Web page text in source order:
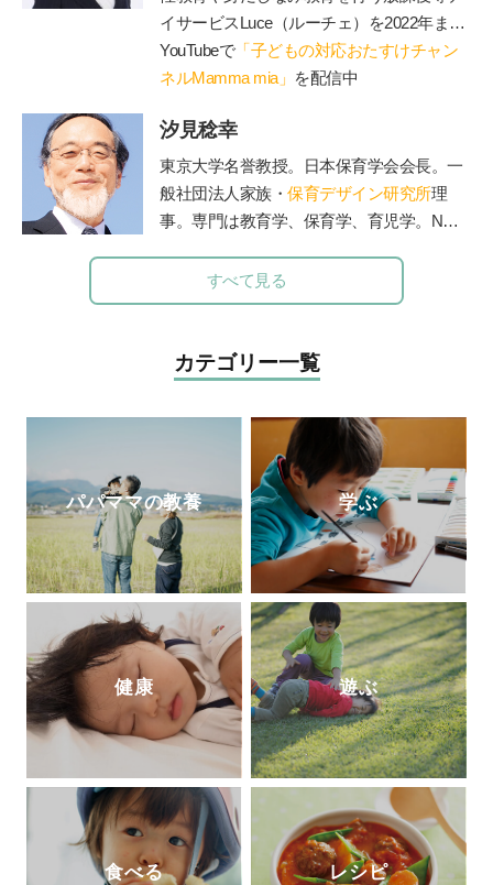
イサービスLuce（ルーチェ）を2022年まで
運営。現在は障害のあるお子さんと保護者
が一緒に通うことができる脱毛サロン
育てや療育相談、事業所での性教育のやり
方、職員研修やコンサル、講演等を行う。
著書に『発達障害の女の子のお母さんが、
早めに知っておきたい「47 のルール」』、
っておいて良かったこと
（エッセンシ
ャル出版社）、『発達障害の女の子の「自
研究所）がある。
YouTubeで「子どもの対応おたすけチャン
ネルMamma mia」 を配信中
汐見稔幸
東京大学名誉教授。日本保育学会会長。一
般社団法人家族・ 保育デザイン研究所理
事。専門は教育学、保育学、育児学。NHK
なじみ。保育者と保護者の交流誌『
カーレ』編集長。著書に『新装版 0～3歳
の友社）、『3～6歳 能力を伸ばす 個性
を光らせる』（主婦の友社）など多数。
すべて見る
カテゴリー一覧
パパママの教養 学ぶ
健康 遊ぶ
食べる レシピ